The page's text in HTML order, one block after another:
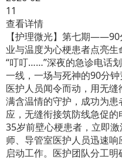
11
查看详情
【护理微光】第七期
业与温度为心梗患者点亮生
“叮叮……”深夜的急诊电话
一线，一场与死神的90分
医护人员闻令而动，用无
满含温情的守护，成功为
应，无缝衔接筑防线急促
35岁前壁心梗患者，立即
师、导管室医护人员迅速
启动工作。医护团队分工